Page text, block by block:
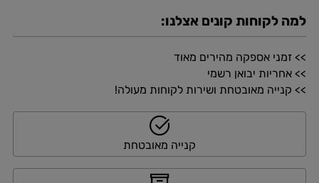
למה לקוחות קונים אצלנו:
>> זמני אספקה מהירים מאוד
>> אחריות יבואן רשמי
>> קנייה מאובטחת ושירות לקוחות מעולה!
קנייה מאובטחת